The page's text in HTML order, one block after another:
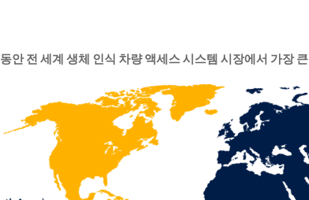
안 전 세계 생체 인식 차량 액세스 시스템 시장에서 가장